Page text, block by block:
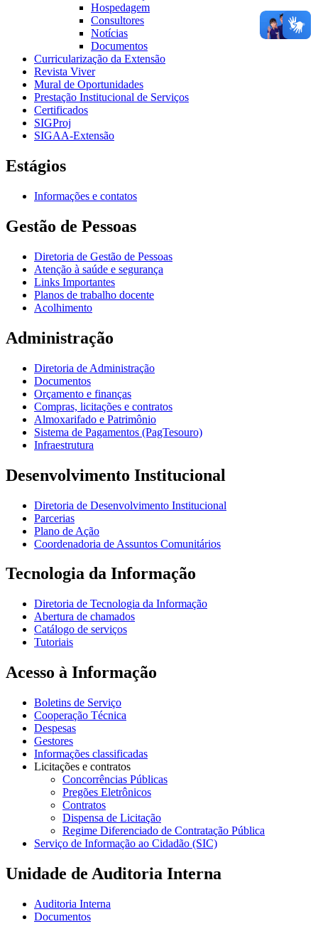
Hospedagem
Consultores
Notícias
Documentos
Curricularização da Extensão
Revista Viver
Mural de Oportunidades
Prestação Institucional de Serviços
Certificados
SIGProj
SIGAA-Extensão
Estágios
Informações e contatos
Gestão de Pessoas
Diretoria de Gestão de Pessoas
Atenção à saúde e segurança
Links Importantes
Planos de trabalho docente
Acolhimento
Administração
Diretoria de Administração
Documentos
Orçamento e finanças
Compras, licitações e contratos
Almoxarifado e Patrimônio
Sistema de Pagamentos (PagTesouro)
Infraestrutura
Desenvolvimento Institucional
Diretoria de Desenvolvimento Institucional
Parcerias
Plano de Ação
Coordenadoria de Assuntos Comunitários
Tecnologia da Informação
Diretoria de Tecnologia da Informação
Abertura de chamados
Catálogo de serviços
Tutoriais
Acesso à Informação
Boletins de Serviço
Cooperação Técnica
Despesas
Gestores
Informações classificadas
Licitações e contratos
Concorrências Públicas
Pregões Eletrônicos
Contratos
Dispensa de Licitação
Regime Diferenciado de Contratação Pública
Serviço de Informação ao Cidadão (SIC)
Unidade de Auditoria Interna
Auditoria Interna
Documentos